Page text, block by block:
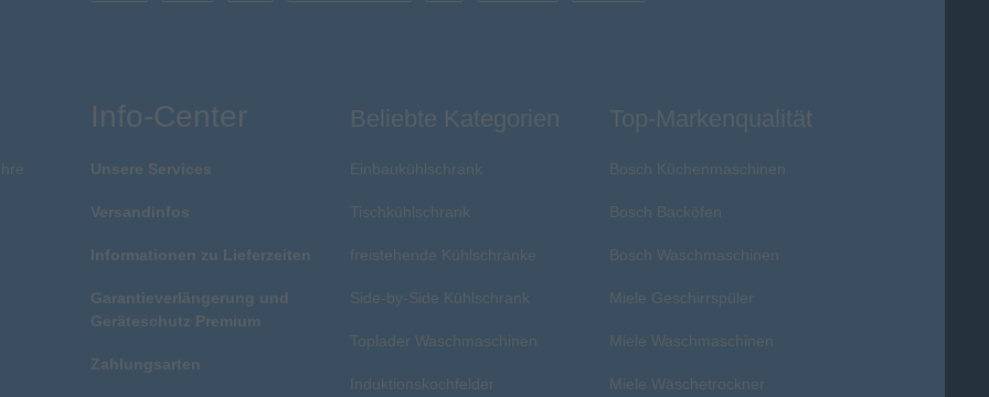
Info-Center
Unsere Services
Versandinfos
Informationen zu Lieferzeiten
Garantieverlängerung und
Geräteschutz Premium
Zahlungsarten
Beliebte Kategorien
Einbaukühlschrank
Tischkühlschrank
freistehende Kühlschränke
Side-by-Side Kühlschrank
Toplader Waschmaschinen
Induktionskochfelder
Top-Markenqualität
Bosch Küchenmaschinen
Bosch Backöfen
Bosch Waschmaschinen
Miele Geschirrspüler
Miele Waschmaschinen
Miele Wäschetrockner